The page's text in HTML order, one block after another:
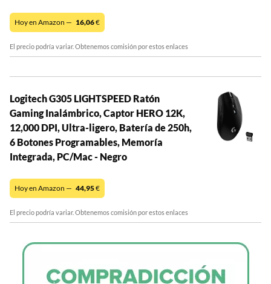
Hoy en Amazon — 16,06€
El precio podría variar. Obtenemos comisión por estos enlaces
Logitech G305 LIGHTSPEED Ratón
Gaming Inalámbrico, Captor HERO 12K,
12,000 DPI, Ultra-ligero, Batería de 250h,
6 Botones Programables, Memoría
Integrada, PC/Mac - Negro
Hoy en Amazon — 44,95€
El precio podría variar. Obtenemos comisión por estos enlaces